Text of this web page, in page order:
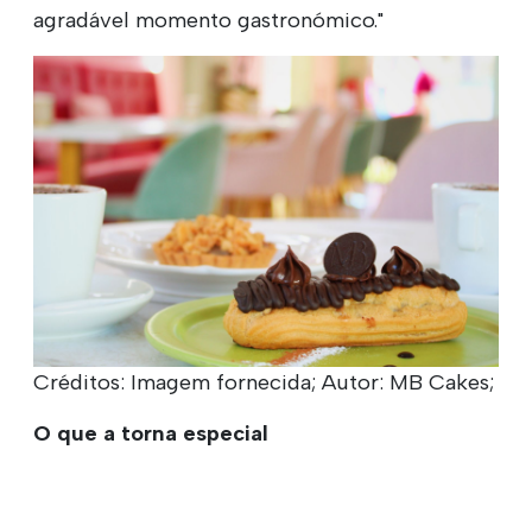
agradável momento gastronómico."
Créditos: Imagem fornecida; Autor: MB Cakes;
O que a torna especial